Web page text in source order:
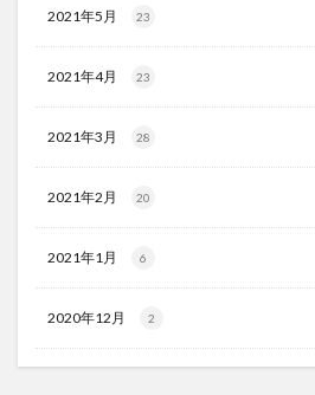
2021年5月 23
2021年4月 23
2021年3月 28
2021年2月 20
2021年1月 6
2020年12月 2